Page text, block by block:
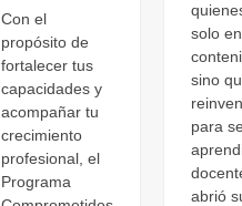
Con el
propósito de
fortalecer tus
capacidades y
acompañar tu
crecimiento
profesional, el
Programa
solo
sino
para
abrió